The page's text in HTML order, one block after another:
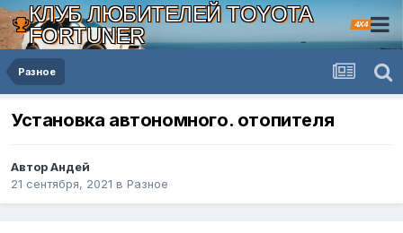
КЛУБ ЛЮБИТЕЛЕЙ TOYOTA
FORTUNER
4X4
Разное
Установка автономного. отопителя
Автор Андей
21 сентября, 2021 в Разное